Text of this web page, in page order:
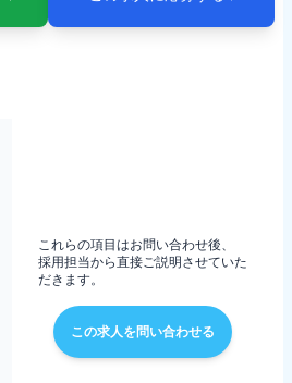
これらの項目はお問い合わせ後、
採用担当から直接ご説明させていた
だきます。
この求人を問い合わせる